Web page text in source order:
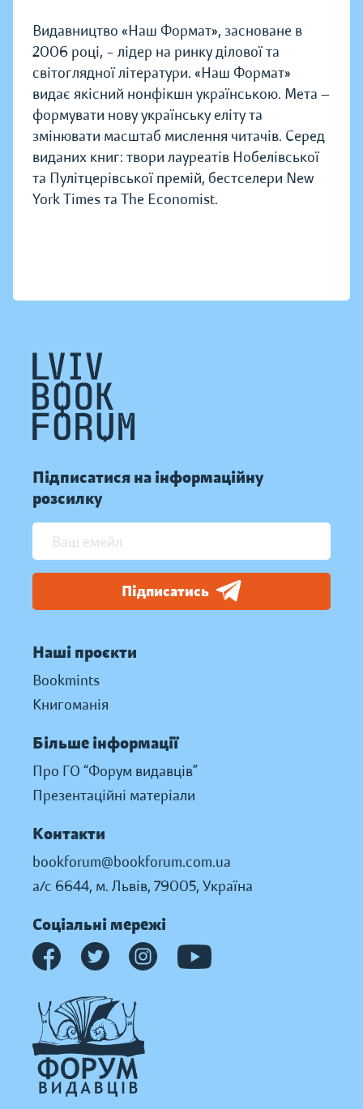
Видавництво «Наш Формат», засноване в
2006 році, – лідер на ринку ділової та
світоглядної літератури. «Наш Формат»
видає якісний нонфікшн українською. Мета —
формувати нову українську еліту та
змінювати масштаб мислення читачів. Серед
виданих книг: твори лауреатів Нобелівської
та Пулітцерівської премій, бестселери New
York Times та The Economist.
Підписатися на інформаційну
розсилку
Підписатись
Наші проєкти
Bookmints
Книгоманія
Більше інформації
Про ГО “Форум видавців”
Презентаційні матеріали
Контакти
bookforum@bookforum.com.ua
а/с 6644, м. Львів, 79005, Україна
Соціальні мережі